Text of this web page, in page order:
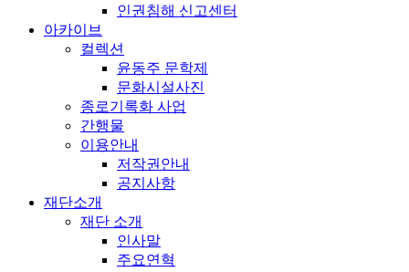
인권침해 신고센터
아카이브
컬렉션
윤동주 문학제
문화시설사진
종로기록화 사업
간행물
이용안내
저작권안내
공지사항
재단소개
재단 소개
인사말
주요연혁